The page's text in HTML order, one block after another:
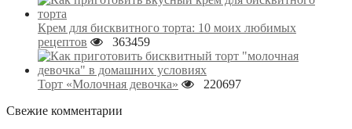
Крем для бисквитного торта: 10 моих любимых
рецептов
363459
Торт «Молочная девочка»
220697
Свежие комментарии